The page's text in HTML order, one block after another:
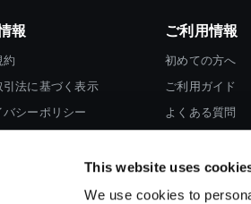
This website uses
We use cookies to
報
約
引法に基づく表示
バシーポリシー
ご利用情報
初めての方へ
ご利用ガイド
よくある質問